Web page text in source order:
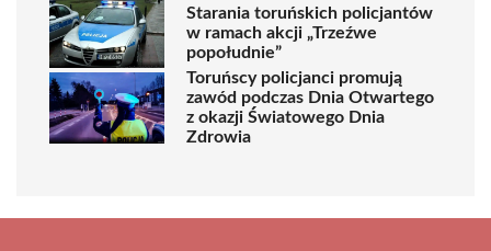
Starania toruńskich policjantów
w ramach akcji „Trzeźwe
popołudnie”
Toruńscy policjanci promują
zawód podczas Dnia Otwartego
z okazji Światowego Dnia
Zdrowia